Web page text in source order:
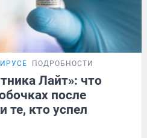
ПОДРОБНОСТИ
Лайт»: что
после
те, кто успел